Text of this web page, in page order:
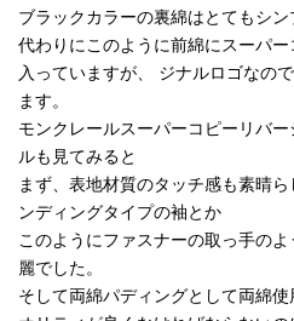
ブラックカラーの裏綿はとてもシン
代わりにこのように前綿にスーパ
入っていますが、 ジナルロゴなの
ます。
モンクレールスーパーコピーリバ
ルも見てみると
まず、表地材質のタッチ感も素晴
ンディングタイプの袖とか
このようにファスナーの取っ手の
麗でした。
そして両綿パディングとして両綿